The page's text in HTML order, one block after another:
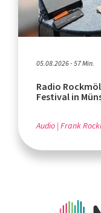
05.08.2026 - 57 Min.
Radio
Festival in
Audio Frank